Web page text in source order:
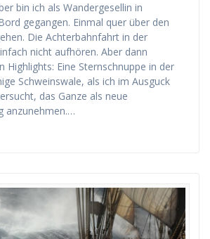
bin ich als Wandergesellin in
gegangen. Einmal quer über den
Die Achterbahnfahrt in der
nicht aufhören. Aber dann
Highlights: Eine Sternschnuppe in der
Schweinswale, als ich im Ausguck
das Ganze als neue
anzunehmen.…